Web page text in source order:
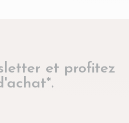
et profitez